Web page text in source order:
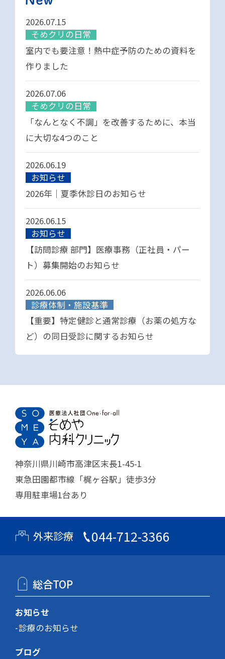
2026.07.15
そめクリの日常
室内でも要注意！熱中症予防のための資料を
作りました
2026.07.06
そめクリの日常
「なんとなく不調」を改善するために、本当
に大切な4つのこと
2026.06.19
お知らせ
2026年｜夏季休診日のお知らせ
2026.06.15
お知らせ
【訪問診療 部門】医療事務（正社員・パー
ト）募集開始のお知らせ
2026.06.06
診療体制・施設基準
【重要】特定健診と通常診療（お薬の処方な
ど）の同日受診に関するお知らせ
神奈川県川崎市高津区末長1-45-1
東急田園都市線「梶ヶ谷駅」徒歩3分
専用駐車場1台あり
外来診療 044-712-3366
総合TOP
お知らせ
診療のお知らせ
ブログ